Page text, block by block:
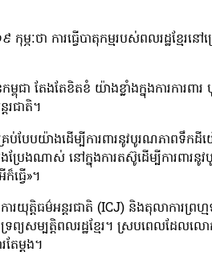
ភៈថា ការធ្វើបាតុកម្មរបស់ពលរដ្ឋខ្មែរន
តែងតែខិតខំ យ៉ាងខ្លាំងក្នុងការការពា
រជាតិ។
បែបយ៉ាងដើម្បីការពារនូវបូរណភាពទឹក
ែងណាស់ នៅក្នុងការតស៊ូដើម្បីការពារនូ
ធ្វើ»។
តិធម៌អន្តរជាតិ (ICJ) និងតុលាការព្រហ្ម
រព្យសម្បត្តិពលរដ្ឋខ្មែរ។ ស្របពេលដែ
ែម្តង។